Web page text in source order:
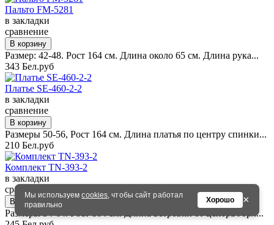
Пальто FM-5281
в закладки
сравнение
Размер: 42-48. Рост 164 см. Длина около 65 см. Длина рука...
343 Бел.руб
Платье SE-460-2-2
в закладки
сравнение
Размеры 50-56, Рост 164 см. Длина платья по центру спинки...
210 Бел.руб
Комплект TN-393-2
в закладки
сравнение
Размеры 54-64. Рост 164 см. Длина ветровки от центра горл...
Мы используемcookies, чтобы сайт работал
правильно
Хорошо ×